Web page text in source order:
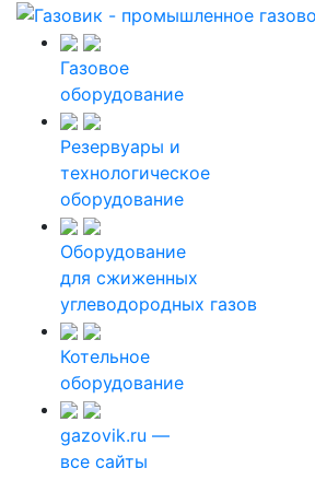
Газовое
оборудование
Резервуары и
технологическое
оборудование
Оборудование
для сжиженных
углеводородных газов
Котельное
оборудование
gazovik.ru —
все сайты